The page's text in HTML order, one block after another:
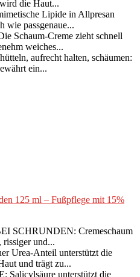
die Haut...
Lipide in Allpresan
wie passgenaue...
Schaum-Creme zieht schnell
weiches...
aufrecht halten, schäumen:
ein...
125 ml – Fußpflege mit 15%
SCHRUNDEN: Cremeschaum
rissiger und...
Urea-Anteil unterstützt die
und trägt zu...
unterstützt die